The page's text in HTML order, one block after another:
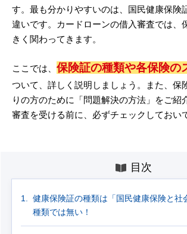
す。最も分かりやすいのは、国民健康保険
違いです。カードローンの借入審査では、
きく関わってきます。
ここでは、 保険証の種類や各保険の
ついて、詳しく説明しましょう。また、保
りの方のために「問題解決の方法」をご紹
審査を受ける前に、必ずチェックしておい
目次
健康保険証の種類は「国民健康保険と社
種類では無い！